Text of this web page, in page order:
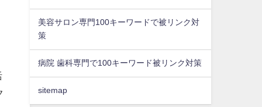
美容サロン専門100キーワードで被リンク対
策
病院 歯科専門で100キーワード被リンク対策
sitemap